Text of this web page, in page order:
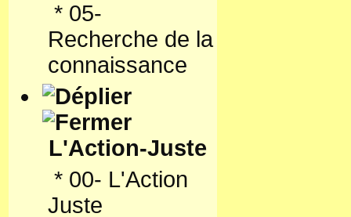
* 05-
Recherche de la
connaissance
L'Action-Juste
* 00- L'Action
Juste